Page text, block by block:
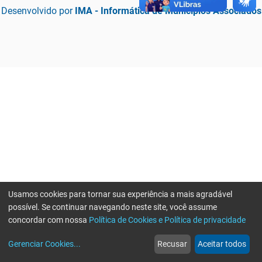
Desenvolvido por IMA - Informática de Municípios Associados
web
Notícias
more_horiz
Mais
Usamos cookies para tornar sua experiência a mais agradável
possível. Se continuar navegando neste site, você assume
concordar com nossa Política de Cookies e Política de privacidade
Gerenciar Cookies... Recusar Aceitar todos
Erro ao enviar informações, por favor tente novamente